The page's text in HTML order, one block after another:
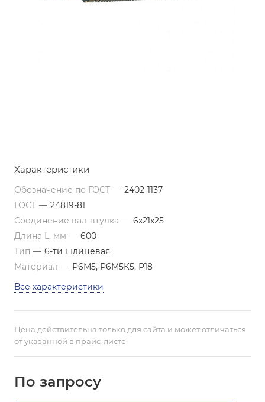
Характеристики
Обозначение по ГОСТ — 2402-1137
ГОСТ — 24819-81
Соединение вал-втулка — 6х21х25
Длина L, мм — 600
Тип — 6-ти шлицевая
Материал — Р6М5, Р6М5К5, Р18
Все характеристики
Цена действительна только для сайта и может отличаться
от указанной в прайс-листе
По запросу